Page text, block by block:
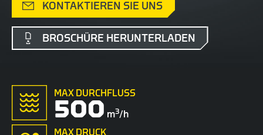
KONTAKTIEREN SIE UNS
BROSCHÜRE HERUNTERLADEN
MAX DURCHFLUSS
500 m3/h
MAX DRUCK